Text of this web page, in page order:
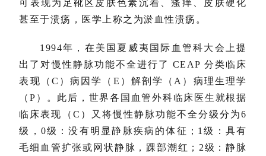
可表现为足靴区皮肤色素沉着、瘙痒、皮肤硬化
甚至于溃疡，医学上称之为淤血性溃疡。
1994年，在美国夏威夷国际血管科大会上提
出了对慢性静脉功能不全进行了 CEAP 分类临床
表现（C）病因学（E）解剖学（A）病理生理学
（P）。此后，世界各国血管外科临床医生就根据
临床表现（C）又将慢性静脉功能不全分级分为6
级，0级：没有明显静脉疾病的体征；1级：具有
毛细血管扩张或网状静脉，踝部潮红；2级：静脉